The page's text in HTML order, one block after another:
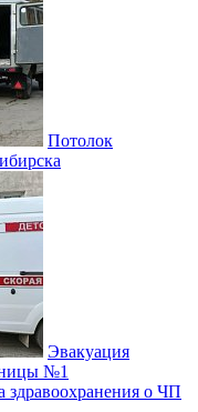
Потолок
Эвакуация
№1